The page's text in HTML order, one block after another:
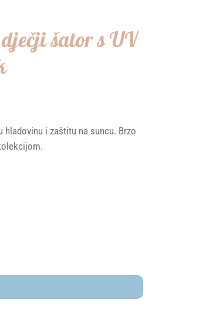
šator s UV
hladovinu i zaštitu na suncu. Brzo
količina